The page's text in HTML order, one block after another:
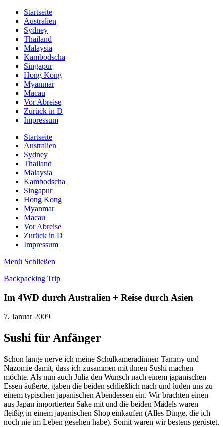
Startseite
Australien
Sydney
Thailand
Malaysia
Kambodscha
Singapur
Hong Kong
Myanmar
Macau
Vor Abreise
Zurück in D
Impressum
Startseite
Australien
Sydney
Thailand
Malaysia
Kambodscha
Singapur
Hong Kong
Myanmar
Macau
Vor Abreise
Zurück in D
Impressum
Menü Schließen
Backpacking Trip
Im 4WD durch Australien + Reise durch Asien
7. Januar 2009
Sushi für Anfänger
Schon lange nerve ich meine Schulkameradinnen Tammy und
Nazomie damit, dass ich zusammen mit ihnen Sushi machen
möchte. Als nun auch Julia den Wunsch nach einem japanischen
Essen äußerte, gaben die beiden schließlich nach und luden uns zu
einem typischen japanischen Abendessen ein. Wir brachten einen
aus Japan importierten Sake mit und die beiden Mädels waren
fleißig in einem japanischen Shop einkaufen (Alles Dinge, die ich
noch nie im Leben gesehen habe). Somit waren wir bestens gerüstet.